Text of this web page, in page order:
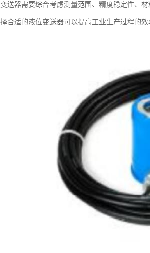
送器需要综合考虑测量范围、精度稳定性、
合适的液位变送器可以提高工业生产过程的效